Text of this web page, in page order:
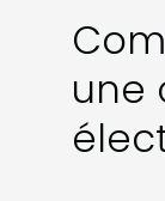
une